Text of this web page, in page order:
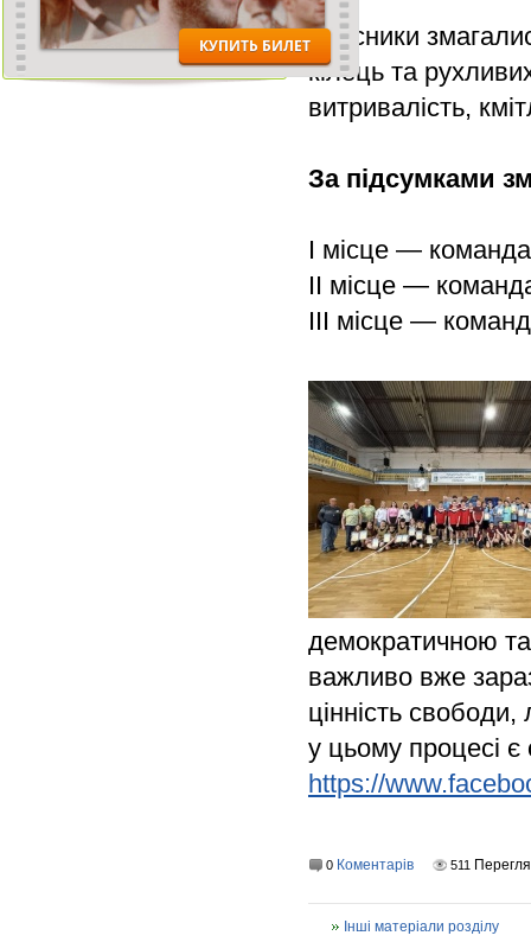
Учасники
кілець та
витривалість,
За підсумками
І місце —
ІІ місце —
ІІІ місце —
демократичною
важливо вже
цінність свободи,
у цьому процесі є
https://
0 Коментарів 511
Інші матеріали розділу